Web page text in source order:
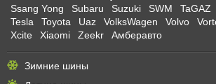
Ssang Yong
Subaru Suzuki SWM TaGAZ
Tesla
Toyota Uaz VolksWagen Volvo
Xcite
Xiaomi Zeekr Амберавто
Зимние шины